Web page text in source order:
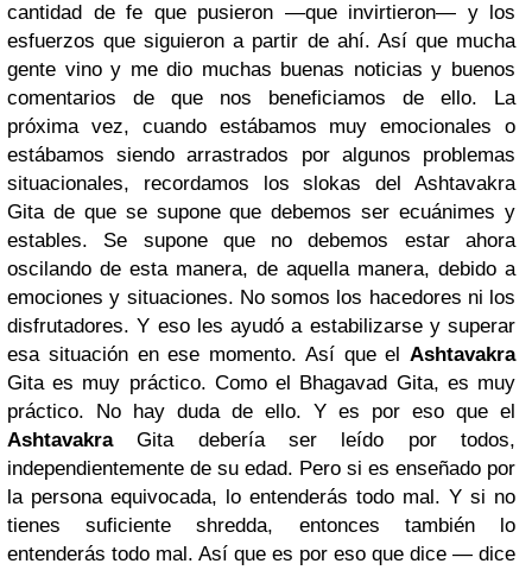
cantidad de fe que pusieron —que invirtieron— y los
esfuerzos que siguieron a partir de ahí. Así que mucha
gente vino y me dio muchas buenas noticias y buenos
comentarios de que nos beneficiamos de ello. La
próxima vez, cuando estábamos muy emocionales o
estábamos siendo arrastrados por algunos problemas
situacionales, recordamos los slokas del Ashtavakra
Gita de que se supone que debemos ser ecuánimes y
estables. Se supone que no debemos estar ahora
oscilando de esta manera, de aquella manera, debido a
emociones y situaciones. No somos los hacedores ni los
disfrutadores. Y eso les ayudó a estabilizarse y superar
esa situación en ese momento. Así que el Ashtavakra
Gita es muy práctico. Como el Bhagavad Gita, es muy
práctico. No hay duda de ello. Y es por eso que el
AshtavakraGita debería ser leído por todos,
independientemente de su edad. Pero si es enseñado por
la persona equivocada, lo entenderás todo mal. Y si no
tienes suficiente shredda, entonces también lo
entenderás todo mal. Así que es por eso que dice — dice